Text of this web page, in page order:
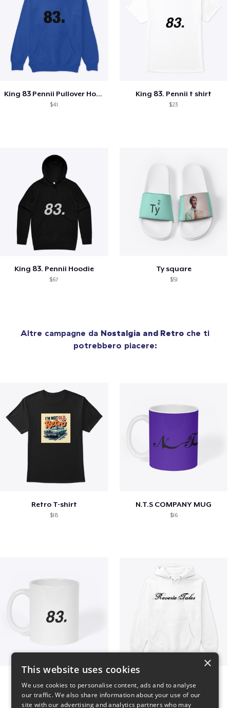
King 83 Pennii Pullover Hoodie
$41
King 83. Pennii t shirt
$23
King 83. Pennii Hoodie
$67
Ty square
$51
Altre campagne da Nostalgia and Retro che ti
potrebbero piacere:
Retro T-shirt
$18
N.T.S COMPANY MUG
$16
×
This website uses cookies
We use cookies to personalise content, ads and to analyse
our traffic. We also share information about your use of our
site with our advertising and analytics partners who may